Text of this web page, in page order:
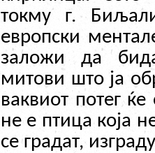
токму г.
европски
заложи да
митови што ја
ваквиот потег
не е птица која
се градат,